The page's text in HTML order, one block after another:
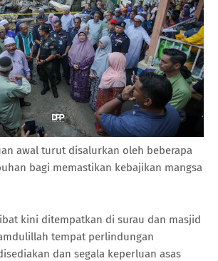
awal turut disalurkan oleh beberapa
bagi memastikan kebajikan mangsa
kini ditempatkan di surau dan masjid
tempat perlindungan
dan segala keperluan asas